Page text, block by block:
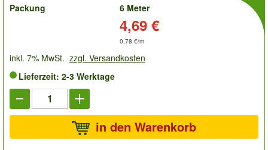
order
Packung
6 Meter
4,69 €
0,78 €/m
inkl. 7% MwSt. zzgl. Versandkosten
Lieferzeit: 2-3 Werktage
in den Warenkorb